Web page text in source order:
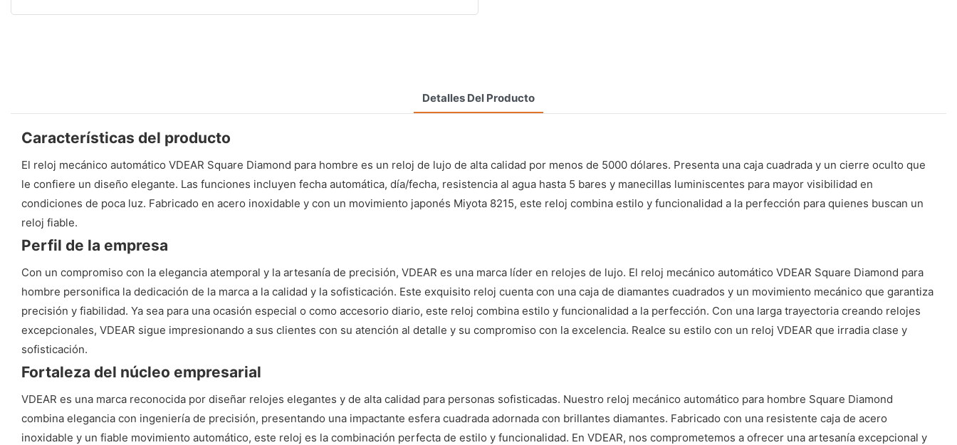
Detalles Del Producto
Características del producto
El reloj mecánico automático VDEAR Square Diamond para hombre es un reloj de lujo de alta calidad por menos de 5000 dólares. Presenta una caja cuadrada y un cierre oculto que
le confiere un diseño elegante. Las funciones incluyen fecha automática, día/fecha, resistencia al agua hasta 5 bares y manecillas luminiscentes para mayor visibilidad en
condiciones de poca luz. Fabricado en acero inoxidable y con un movimiento japonés Miyota 8215, este reloj combina estilo y funcionalidad a la perfección para quienes buscan un
reloj fiable.
Perfil de la empresa
Con un compromiso con la elegancia atemporal y la artesanía de precisión, VDEAR es una marca líder en relojes de lujo. El reloj mecánico automático VDEAR Square Diamond para
hombre personifica la dedicación de la marca a la calidad y la sofisticación. Este exquisito reloj cuenta con una caja de diamantes cuadrados y un movimiento mecánico que garantiza
precisión y fiabilidad. Ya sea para una ocasión especial o como accesorio diario, este reloj combina estilo y funcionalidad a la perfección. Con una larga trayectoria creando relojes
excepcionales, VDEAR sigue impresionando a sus clientes con su atención al detalle y su compromiso con la excelencia. Realce su estilo con un reloj VDEAR que irradia clase y
sofisticación.
Fortaleza del núcleo empresarial
VDEAR es una marca reconocida por diseñar relojes elegantes y de alta calidad para personas sofisticadas. Nuestro reloj mecánico automático para hombre Square Diamond
combina elegancia con ingeniería de precisión, presentando una impactante esfera cuadrada adornada con brillantes diamantes. Fabricado con una resistente caja de acero
inoxidable y un fiable movimiento automático, este reloj es la combinación perfecta de estilo y funcionalidad. En VDEAR, nos comprometemos a ofrecer una artesanía excepcional y